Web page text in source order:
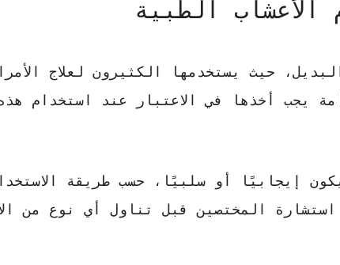
الطبية
حيث يستخدمها الكثيرون لعلاج
يجب أخذها في الاعتبار عند استخدام
إيجابيًا أو سلبيًا، حسب طريقة
المختصين قبل تناول أي نوع من